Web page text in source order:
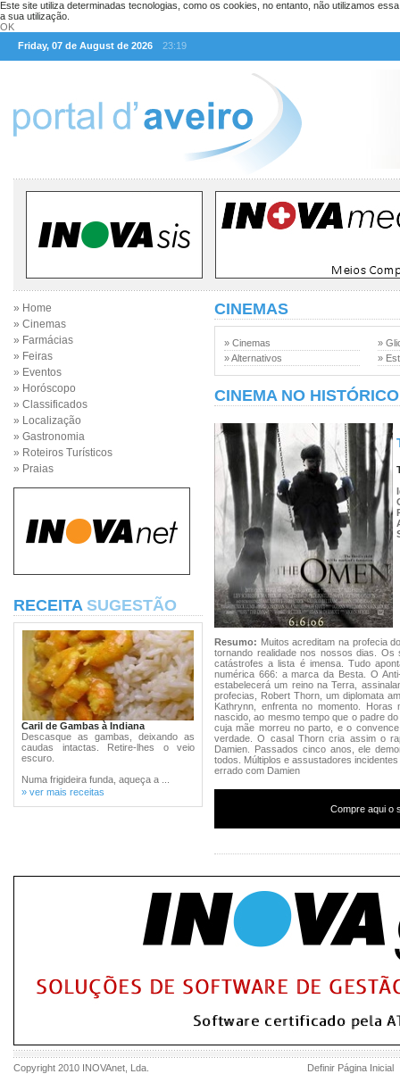
Este site utiliza determinadas tecnologias, como os cookies, no entanto, não utilizamos
a sua utilização.
OK
Friday, 07 de August de 2026
23:19
» Home
» Cinemas
» Farmácias
» Feiras
» Eventos
» Horóscopo
» Classificados
» Localização
» Gastronomia
» Roteiros Turísticos
» Praias
RECEITA SUGESTÃO
Caril de Gambas à Indiana
Descasque as gambas, deixando as
caudas intactas. Retire-lhes o veio
escuro.
Numa frigideira funda, aqueça a ...
» ver mais receitas
CINEMAS
» Cinemas
» Alternativos
»
»
CINEMA NO HISTÓRICO
Resumo: Muitos acreditam na profecia
tornando realidade nos nossos dias.
catástrofes a lista é imensa. Tudo
numérica 666: a marca da Besta. O
estabelecerá um reino na Terra,
profecias, Robert Thorn, um diplomata
Kathrynn, enfrenta no momento.
nascido, ao mesmo tempo que o padre
cuja mãe morreu no parto, e o
verdade. O casal Thorn cria assim o
Damien. Passados cinco anos, ele
todos. Múltiplos e assustadores
errado com Damien
Compre aqui o
Copyright 2010 INOVAnet , Lda. Definir Página Inicial